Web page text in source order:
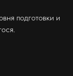
подготовки и